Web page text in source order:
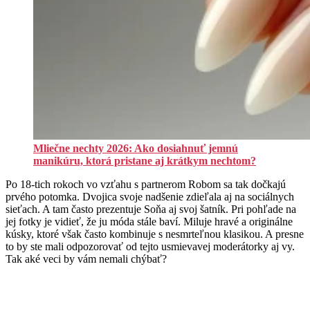
Mliečne nechty 2026: Ako dosiahnuť jemnú
manikúru, ktorá pristane aj krátkym nechtom?
Po 18-tich rokoch vo vzťahu s partnerom Robom sa tak dočkajú
prvého potomka. Dvojica svoje nadšenie zdieľala aj na sociálnych
sieťach. A tam často prezentuje Soňa aj svoj šatník. Pri pohľade na
jej fotky je vidieť, že ju móda stále baví. Miluje hravé a originálne
kúsky, ktoré však často kombinuje s nesmrteľnou klasikou. A presne
to by ste mali odpozorovať od tejto usmievavej moderátorky aj vy.
Tak aké veci by vám nemali chýbať?